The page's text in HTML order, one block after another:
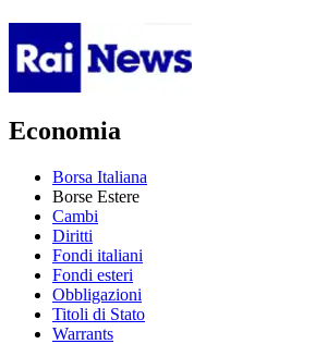
Economia
Borsa Italiana
Borse Estere
Cambi
Diritti
Fondi italiani
Fondi esteri
Obbligazioni
Titoli di Stato
Warrants